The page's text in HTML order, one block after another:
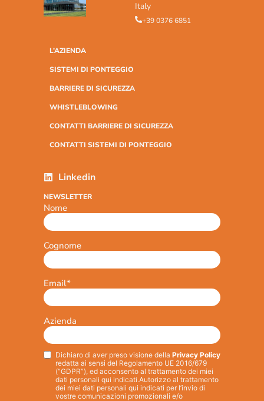
Italy
+39 0376 6851
L’AZIENDA
SISTEMI DI PONTEGGIO
BARRIERE DI SICUREZZA
WHISTLEBLOWING
CONTATTI BARRIERE DI SICUREZZA
CONTATTI SISTEMI DI PONTEGGIO
Linkedin
NEWSLETTER
Nome
Cognome
Email*
Azienda
Privacy*
Dichiaro di aver preso visione della Privacy Policy
redatta ai sensi del Regolamento UE 2016/679
(“GDPR”), ed acconsento al trattamento dei miei
dati personali qui indicati.Autorizzo al trattamento
dei miei dati personali qui indicati per l’invio di
vostre comunicazioni promozionali e/o